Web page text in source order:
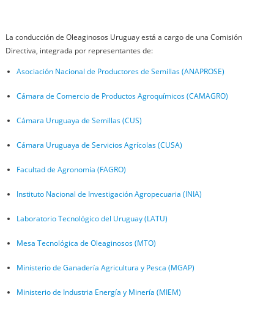
La conducción de Oleaginosos Uruguay está a cargo de una Comisión
Directiva, integrada por representantes de:
Asociación Nacional de Productores de Semillas (ANAPROSE)
Cámara de Comercio de Productos Agroquímicos (CAMAGRO)
Cámara Uruguaya de Semillas (CUS)
Cámara Uruguaya de Servicios Agrícolas (CUSA)
Facultad de Agronomía (FAGRO)
Instituto Nacional de Investigación Agropecuaria (INIA)
Laboratorio Tecnológico del Uruguay (LATU)
Mesa Tecnológica de Oleaginosos (MTO)
Ministerio de Ganadería Agricultura y Pesca (MGAP)
Ministerio de Industria Energía y Minería (MIEM)